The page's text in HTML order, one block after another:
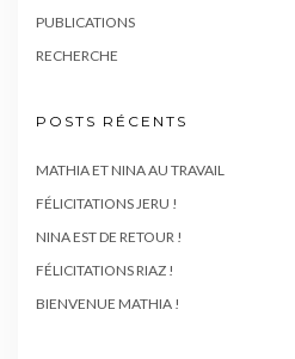
PUBLICATIONS
RECHERCHE
POSTS RÉCENTS
MATHIA ET NINA AU TRAVAIL
FÉLICITATIONS JERU !
NINA EST DE RETOUR !
FÉLICITATIONS RIAZ !
BIENVENUE MATHIA !